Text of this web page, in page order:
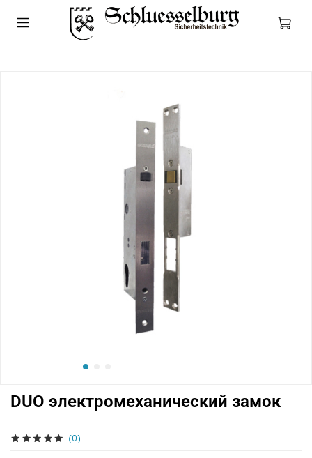
(0)
DUO электромеханический замок